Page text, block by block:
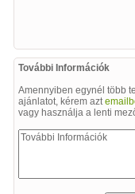
További Információk
Amennyiben egynél több
ajánlatot, kérem azt
vagy használja a lenti